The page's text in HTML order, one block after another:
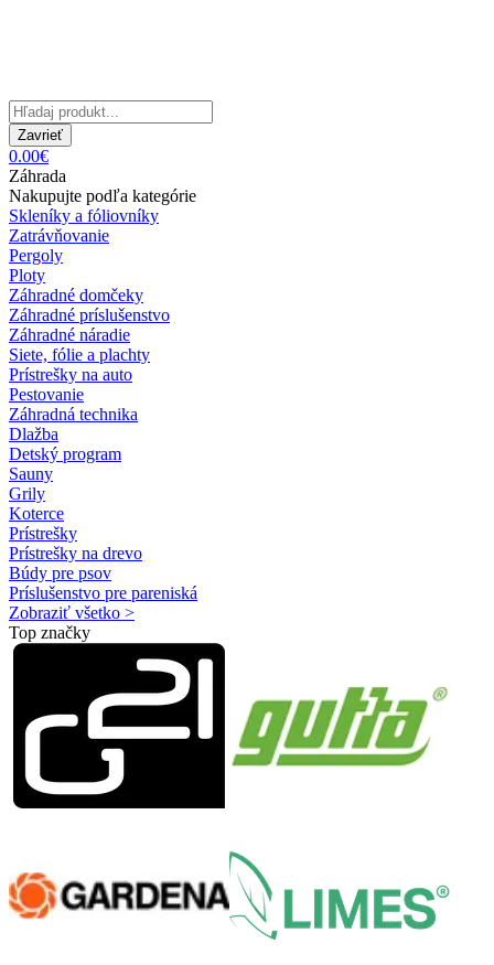
Zavrieť
0.00€
Záhrada
Nakupujte podľa kategórie
Skleníky a fóliovníky
Zatrávňovanie
Pergoly
Ploty
Záhradné domčeky
Záhradné príslušenstvo
Záhradné náradie
Siete, fólie a plachty
Prístrešky na auto
Pestovanie
Záhradná technika
Dlažba
Detský program
Sauny
Grily
Koterce
Prístrešky
Prístrešky na drevo
Búdy pre psov
Príslušenstvo pre pareniská
Zobraziť všetko >
Top značky